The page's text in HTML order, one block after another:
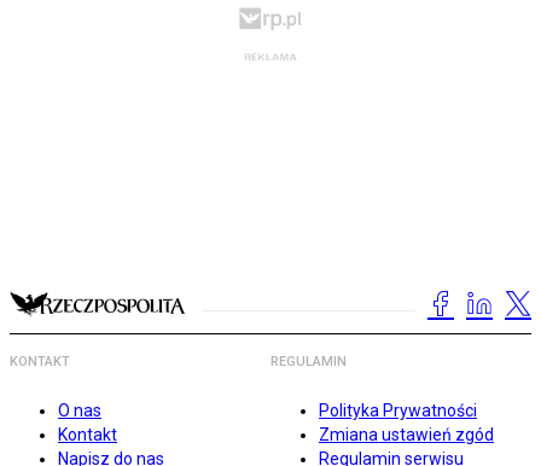
KONTAKT
O nas
Kontakt
Napisz do nas
REGULAMIN
Polityka Prywatności
Zmiana ustawień zgód
Regulamin serwisu